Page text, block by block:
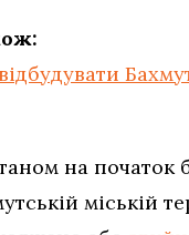
на початок
міській